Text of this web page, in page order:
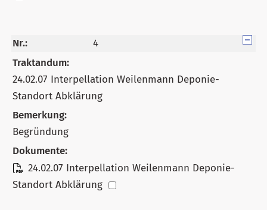
Nr.:
4
Traktandum:
24.02.07 Interpellation Weilenmann Deponie-
Standort Abklärung
Bemerkung:
Begründung
Dokumente:
24.02.07 Interpellation Weilenmann Deponie-
Standort Abklärung